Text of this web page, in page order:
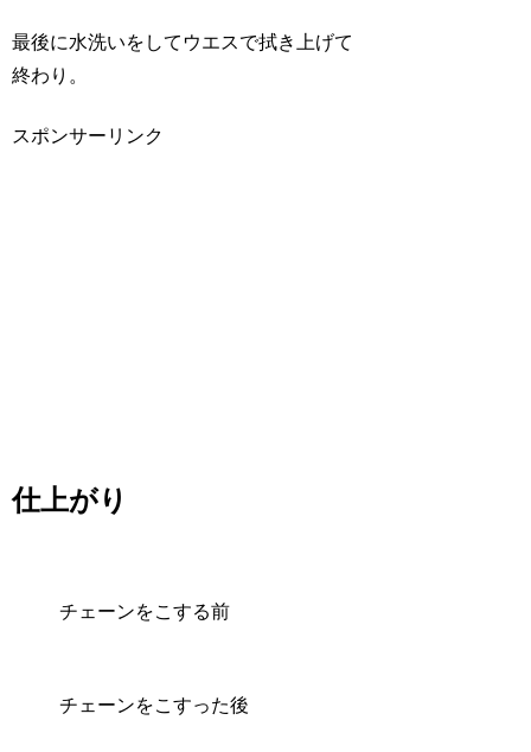
最後に水洗いをしてウエスで拭き上げて
終わり。
スポンサーリンク
仕上がり
チェーンをこする前
チェーンをこすった後